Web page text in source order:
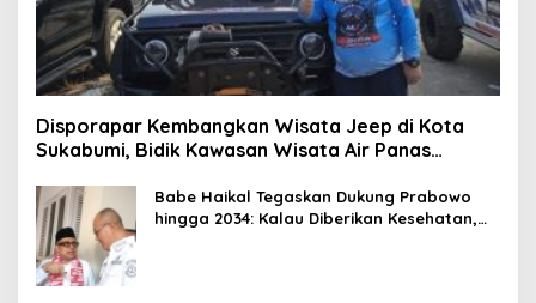
Disporapar Kembangkan Wisata Jeep di Kota
Sukabumi, Bidik Kawasan Wisata Air Panas
Babe Haikal Tegaskan Dukung Prabowo
hingga 2034: Kalau Diberikan Kesehatan,